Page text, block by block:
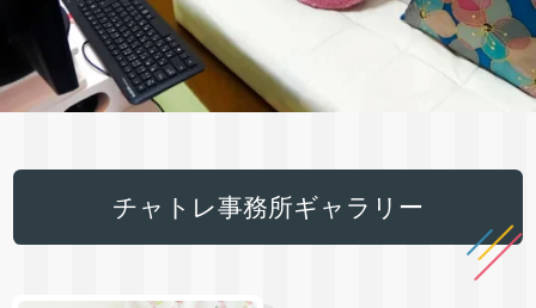
チャトレ事務所ギャラリー